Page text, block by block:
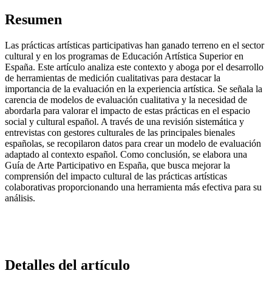
Resumen
Las prácticas artísticas participativas han ganado terreno en el sector
cultural y en los programas de Educación Artística Superior en
España. Este artículo analiza este contexto y aboga por el desarrollo
de herramientas de medición cualitativas para destacar la
importancia de la evaluación en la experiencia artística. Se señala la
carencia de modelos de evaluación cualitativa y la necesidad de
abordarla para valorar el impacto de estas prácticas en el espacio
social y cultural español. A través de una revisión sistemática y
entrevistas con gestores culturales de las principales bienales
españolas, se recopilaron datos para crear un modelo de evaluación
adaptado al contexto español. Como conclusión, se elabora una
Guía de Arte Participativo en España, que busca mejorar la
comprensión del impacto cultural de las prácticas artísticas
colaborativas proporcionando una herramienta más efectiva para su
análisis.
Detalles del artículo